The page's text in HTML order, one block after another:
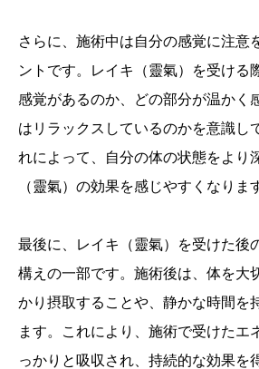
さらに、施術中は自分の感覚に注意
ントです。レイキ（靈氣）を受ける
感覚があるのか、どの部分が温かく
はリラックスしているのかを意識し
れによって、自分の体の状態をより
（靈氣）の効果を感じやすくなりま
最後に、レイキ（靈氣）を受けた後
構えの一部です。施術後は、体を大
かり摂取することや、静かな時間を
ます。これにより、施術で受けたエ
っかりと吸収され、持続的な効果を